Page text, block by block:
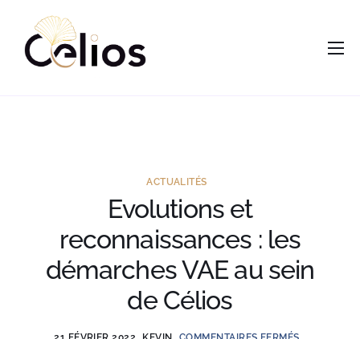
principal
Accueil
Vous êtes ?
Contacts
ACTUALITÉS
Evolutions et
reconnaissances : les
démarches VAE au sein
de Célios